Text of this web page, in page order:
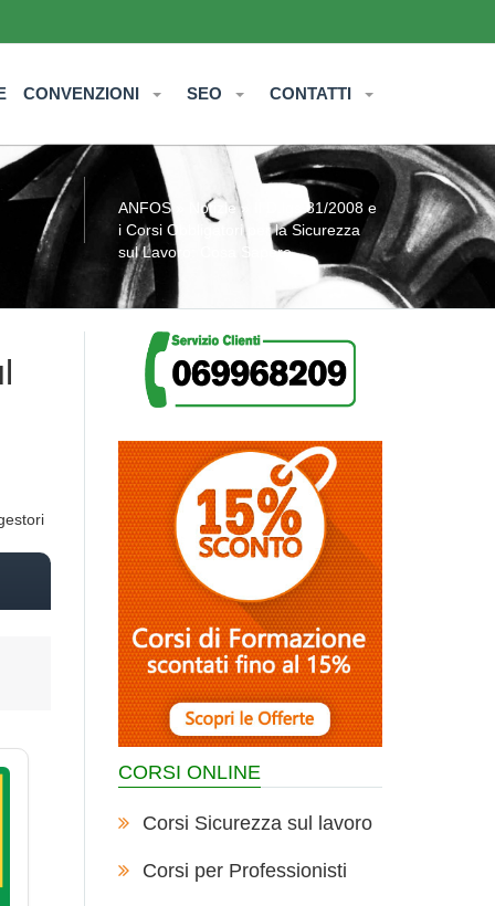
CONVENZIONI SEO CONTATTI
ANFOS» Notizie» Il D.lgs 81/2008 e
i Corsi Obbligatori per la Sicurezza
sul Lavoro: Cosa Sapere
CORSI ONLINE
Corsi Sicurezza sul lavoro
Corsi per Professionisti